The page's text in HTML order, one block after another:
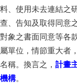
料、使用未去連結之
查、告知及取得同意
對象之書面同意等各
屬單位，情節重大者
名稱。換言之， 計畫
機構。